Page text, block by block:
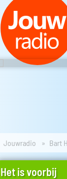
Jouwradio Bart
Het is voorbij